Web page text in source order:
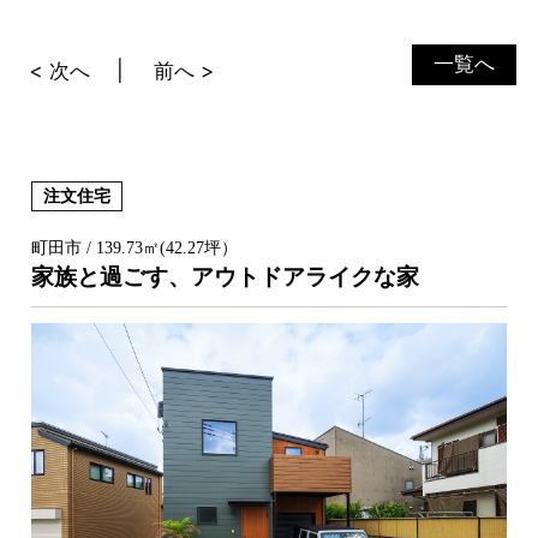
一覧へ
< 次へ 前へ >
注文住宅
町田市 / 139.73㎡(42.27坪）
家族と過ごす、アウトドアライクな家